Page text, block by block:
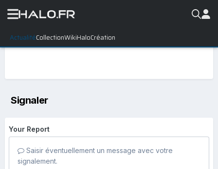
ActualitéCollectionWikiHaloCréation
Signaler
Your Report
Saisir éventuellement un message avec votre
signalement.